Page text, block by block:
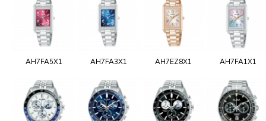
AH7FA5X1 AH7FA3X1 AH7EZ8X1 AH7FA1X1